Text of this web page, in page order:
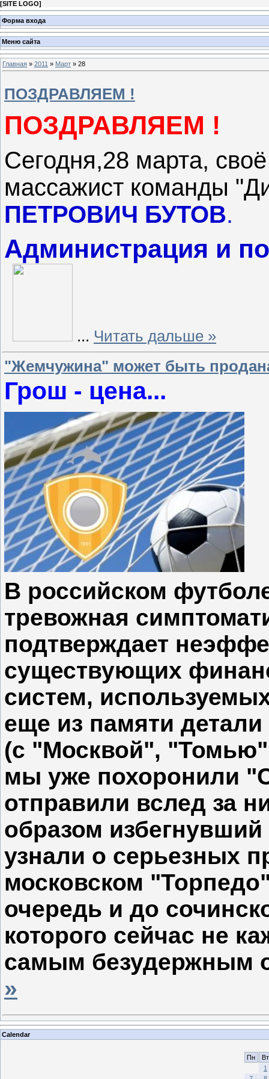
[SITE LOGO]
Форма входа
Меню сайта
Главная » 2011 » Март » 28
ПОЗДРАВЛЯЕМ !
ПОЗДРАВЛЯЕМ !
Сегодня,28 марта,
массажист команды
ПЕТРОВИЧ БУТОВ.
Администрация и
... Читать дальше »
"Жемчужина" может быть
Грош - цена...
В российском
тревожная
подтверждает
существующих
систем,
еще из памяти
(с "Москвой",
мы уже похоронили
отправили вслед за
образом
узнали о серьезных
московском
очередь и до
которого сейчас не
самым безудержным
»
Calendar
Пн
Вт
1